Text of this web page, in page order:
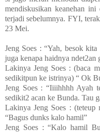
mendiskusikan keanehan ini
terjadi sebelumnya. FYI,
23 Mei.
Jeng Soes : “Yah, besok
juga kenapa haidnya ndet2an
Lakinya Jeng Soes : (baca
sedikitpun ke istrinya) “ Ok
Jeng Soes : “Iiiihhhh Ayah
sedikit2 acan ke Bunda. Tau
Lakinya Jeng Soes : (teteup
“Bagus dunks kalo hamil”
Jeng Soes : “Kalo hamil